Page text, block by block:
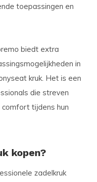
toepassingen en
biedt extra
in
kruk. Het is een
die streven
tijdens hun
kopen?
zadelkruk